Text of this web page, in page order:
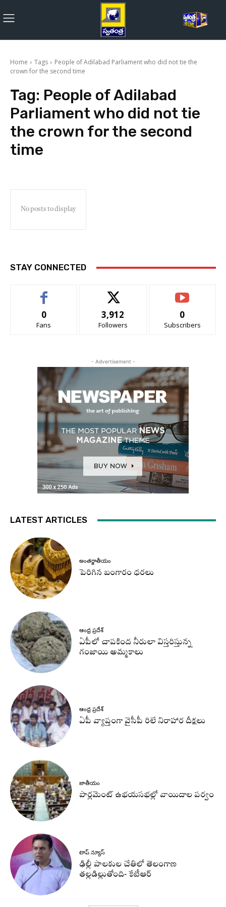
Home Tags
People of Adilabad Parliament who did not tie the
crown for the second time
Tag: People of Adilabad
Parliament who did not tie
the crown for the second
time
No posts to display
STAY CONNECTED
0
Fans
3,912
Followers
0
Subscribers
- Advertisement -
LATEST ARTICLES
అంతర్జాతీయం
పెరిగిన బంగారం ధరలు
ఆంధ్ర ప్రదేశ్
ఏపీలో చాపకింద నీరులా విస్తరిస్తున్న
గంజాయి అమ్మకాలు
ఆంధ్ర ప్రదేశ్
ఏపీ వ్యాప్తంగా వైసీపీ రిలే నిరాహార దీక్షలు
జాతీయం
పార్లమెంట్ ఉభయసభల్లో వాయిదాల పర్వం
టాప్ న్యూస్
ఢిల్లీ పాలకుల చేతిలో తెలంగాణ
తల్లడిల్లుతోంది- కేటీఆర్